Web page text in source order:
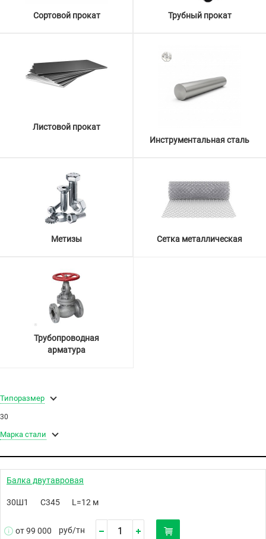
Сортовой прокат Трубный прокат
Листовой прокат
Инструментальная сталь
Метизы Сетка металлическая
Трубопроводная
арматура
Типоразмер
30
Марка стали
Балка двутавровая
30Ш1 С345 L=12 м
от 99 000 руб/тн